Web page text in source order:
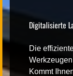
Digitalisierte
Die
Kommt